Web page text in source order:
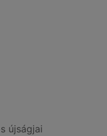
újságjai